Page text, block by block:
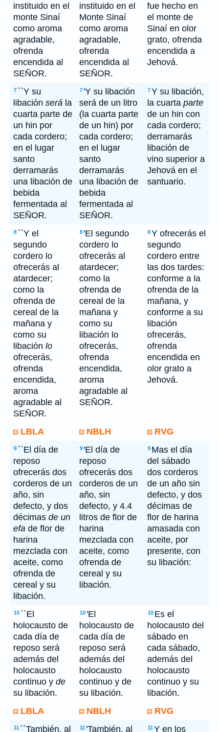
instituido en el
monte Sinaí
como aroma
agradable,
ofrenda
encendida al
SEÑOR.
instituido en el
Monte Sinaí
como aroma
agradable,
ofrenda
encendida al
SEÑOR.
fue hecho en
el monte de
Sinaí en olor
grato, ofrenda
encendida a
Jehová.
7 ``Y su
libación será la
cuarta parte de
un hin por
cada cordero;
en el lugar
santo
derramarás
una libación de
bebida
fermentada al
SEÑOR.
7 'Y su libación
será de un litro
(la cuarta parte
de un hin) por
cada cordero;
en el lugar
santo
derramarás
una libación de
bebida
fermentada al
SEÑOR.
7Y su libación,
la cuarta parte
de un hin con
cada cordero;
derramarás
libación de
vino superior a
Jehová en el
santuario.
8 ``Y el
segundo
cordero lo
ofrecerás al
atardecer;
como la
ofrenda de
cereal de la
mañana y
como su
libación lo
ofrecerás,
ofrenda
encendida,
aroma
agradable al
SEÑOR.
8 'El segundo
cordero lo
ofrecerás al
atardecer;
como la
ofrenda de
cereal de la
mañana y
como su
libación lo
ofrecerás,
ofrenda
encendida,
aroma
agradable al
SEÑOR.
8Y ofrecerás el
segundo
cordero entre
las dos tardes:
conforme a la
ofrenda de la
mañana, y
conforme a su
libación
ofrecerás,
ofrenda
encendida en
olor grato a
Jehová.
LBLA NBLH RVG
9 ``El día de
reposo
ofrecerás dos
corderos de un
año, sin
defecto, y dos
décimas de un
efa de flor de
harina
mezclada con
aceite, como
ofrenda de
cereal y su
libación.
9 'El día de
reposo
ofrecerás dos
corderos de un
año, sin
defecto, y 4.4
litros de flor de
harina
mezclada con
aceite, como
ofrenda de
cereal y su
libación.
9 Mas el día
del sábado
dos corderos
de un año sin
defecto, y dos
décimas de
flor de harina
amasada con
aceite, por
presente, con
su libación:
10 ``El
holocausto de
cada día de
reposo será
además del
holocausto
continuo y de
su libación.
10 'El
holocausto de
cada día de
reposo será
además del
holocausto
continuo y de
su libación.
10 Es el
holocausto del
sábado en
cada sábado,
además del
holocausto
continuo y su
libación.
LBLA
NBLH RVG
11 ``También, al 11 'También, al 11Y en los